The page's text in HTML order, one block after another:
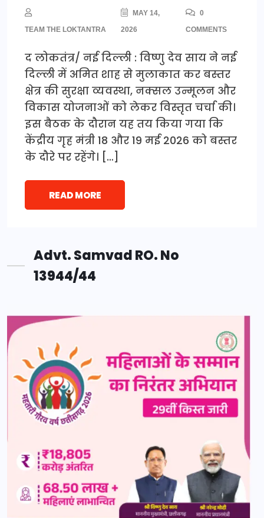
TEAM THE LOKTANTRA
MAY 14,
2026
0
COMMENTS
द लोकतंत्र/ नई दिल्ली : विष्णु देव साय ने नई
दिल्ली में अमित शाह से मुलाकात कर बस्तर
क्षेत्र की सुरक्षा व्यवस्था, नक्सल उन्मूलन और
विकास योजनाओं को लेकर विस्तृत चर्चा की।
इस बैठक के दौरान यह तय किया गया कि
केंद्रीय गृह मंत्री 18 और 19 मई 2026 को बस्तर
के दौरे पर रहेंगे। […]
READ MORE
Advt. Samvad RO. No
13944/44